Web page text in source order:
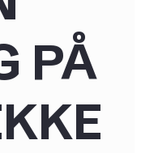
PÅ